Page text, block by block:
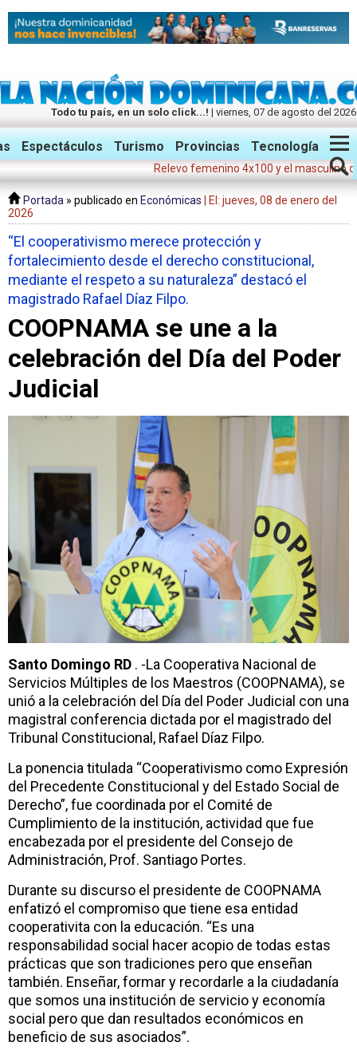
Todo tu país, en un solo click...! | viernes, 07 de agosto del 2026
Twitter Facebook Instagram
Espectáculos Turismo Provincias Tecnología
Relevo femenino 4x100 y el masculino dan
Portada » publicado en Económicas
| El: jueves, 08 de enero del
2026
“El cooperativismo merece protección y
fortalecimiento desde el derecho constitucional,
mediante el respeto a su naturaleza” destacó el
magistrado Rafael Díaz Filpo.
COOPNAMA se une a la
celebración del Día del Poder
Judicial
Santo Domingo RD . -La Cooperativa Nacional de
Servicios Múltiples de los Maestros (COOPNAMA), se
unió a la celebración del Día del Poder Judicial con una
magistral conferencia dictada por el magistrado del
Tribunal Constitucional, Rafael Díaz Filpo.
La ponencia titulada “Cooperativismo como Expresión
del Precedente Constitucional y del Estado Social de
Derecho”, fue coordinada por el Comité de
Cumplimiento de la institución, actividad que fue
encabezada por el presidente del Consejo de
Administración, Prof. Santiago Portes.
Durante su discurso el presidente de COOPNAMA
enfatizó el compromiso que tiene esa entidad
cooperativita con la educación. “Es una
responsabilidad social hacer acopio de todas estas
prácticas que son tradiciones pero que enseñan
también. Enseñar, formar y recordarle a la ciudadanía
que somos una institución de servicio y economía
social pero que dan resultados económicos en
beneficio de sus asociados”.